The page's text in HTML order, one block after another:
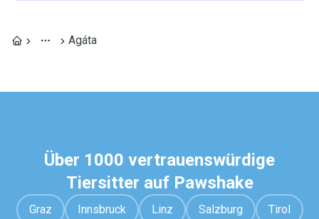
Agáta
Über 1000 vertrauenswürdige
Tiersitter auf Pawshake
Graz Innsbruck Linz Salzburg Tirol